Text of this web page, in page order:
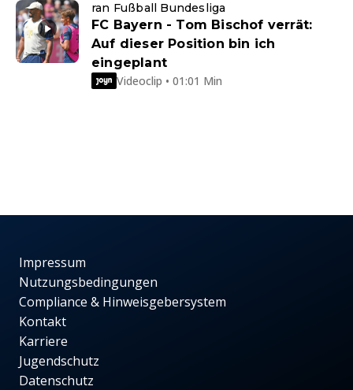
ran Fußball Bundesliga
FC Bayern - Tom Bischof verrät:
Auf dieser Position bin ich
eingeplant
Videoclip • 01:01 Min
Impressum
Nutzungsbedingungen
Compliance & Hinweisgebersystem
Kontakt
Karriere
Jugendschutz
Datenschutz